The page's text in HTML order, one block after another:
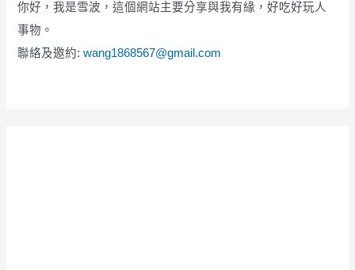
你好，我是雪波，這個網站主要分享與我有緣，好吃好玩人
事物。
聯絡及邀約:wang1868567@gmail.com